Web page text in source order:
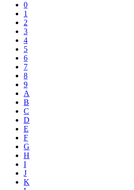
0
1
2
3
4
5
6
7
8
9
A
B
C
D
E
F
G
H
I
J
K